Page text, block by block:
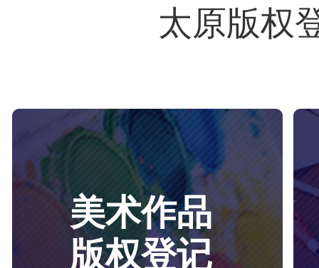
太原版权
美术作品
版权登记